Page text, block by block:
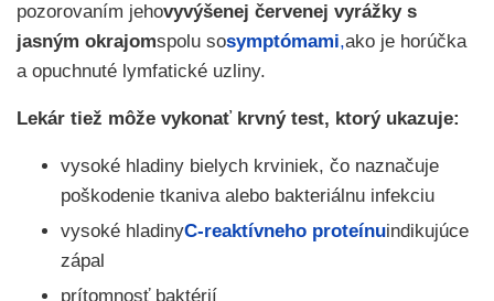
pozorovaním jehovyvýšenej červenej vyrážky s
jasným okrajomspolu sosymptómami,ako je horúčka
a opuchnuté lymfatické uzliny.
Lekár tiež môže vykonať krvný test, ktorý ukazuje:
vysoké hladiny bielych krviniek, čo naznačuje
poškodenie tkaniva alebo bakteriálnu infekciu
vysoké hladinyC-reaktívneho proteínuindikujúce
zápal
prítomnosť baktérií